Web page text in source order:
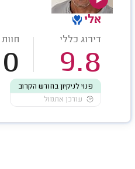
אלי
דירוג כללי
9.8
פנוי לניקיון בחודש הקרוב
עודכן אתמול